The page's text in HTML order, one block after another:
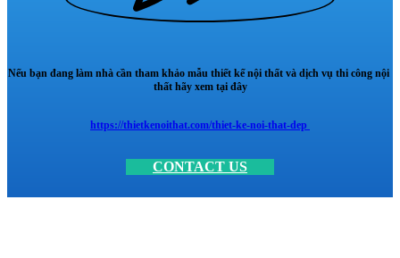
Nếu bạn đang làm nhà cần tham khảo mẫu thiết kế nội thất và dịch vụ thi công nội
thất hãy xem tại đây
https://thietkenoithat.com/thiet-ke-noi-that-dep
CONTACT US